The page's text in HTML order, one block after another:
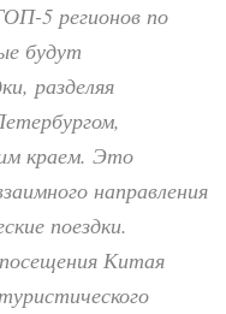
5 регионов по
будут
разделяя
краем. Это
направления
поездки.
Китая